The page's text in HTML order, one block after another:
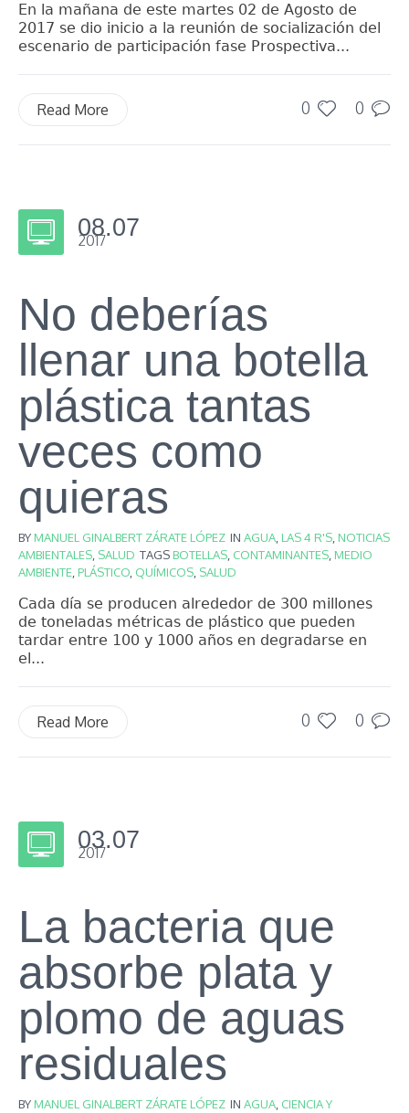
En la mañana de este martes 02 de Agosto de
2017 se dio inicio a la reunión de socialización del
escenario de participación fase Prospectiva...
0 0
Read More
08.07
2017
No deberías
llenar una botella
plástica tantas
veces como
quieras
BYMANUEL GINALBERT ZÁRATE LÓPEZ IN AGUA,LAS 4 R'S,NOTICIAS
AMBIENTALES, SALUD TAGSBOTELLAS, CONTAMINANTES,MEDIO
AMBIENTE,PLÁSTICO, QUÍMICOS, SALUD
Cada día se producen alrededor de 300 millones
de toneladas métricas de plástico que pueden
tardar entre 100 y 1000 años en degradarse en
el...
0 0
Read More
03.07
2017
La bacteria que
absorbe plata y
plomo de aguas
residuales
BYMANUEL GINALBERT ZÁRATE LÓPEZ IN AGUA, CIENCIA Y